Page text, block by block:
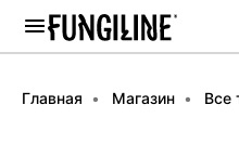
Главная Магазин Все